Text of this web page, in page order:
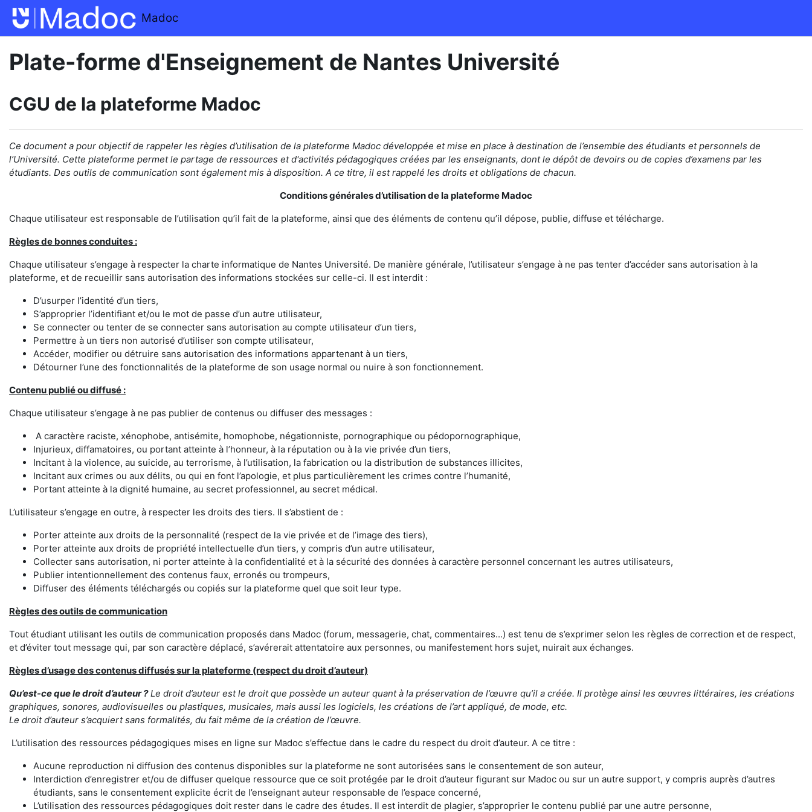
Passer au contenu principal
Madoc
Plate-forme d'Enseignement de Nantes Université
CGU de la plateforme Madoc
Ce document a pour objectif de rappeler les règles d’utilisation de la plateforme Madoc développée et mise en place à destination de l’ensemble des étudiants et personnels de
l’Université. Cette plateforme permet le partage de ressources et d'activités pédagogiques créées par les enseignants, dont le dépôt de devoirs ou de copies d’examens par les
étudiants. Des outils de communication sont également mis à disposition. A ce titre, il est rappelé les droits et obligations de chacun.
Conditions générales d’utilisation de la plateforme Madoc
Chaque utilisateur est responsable de l’utilisation qu’il fait de la plateforme, ainsi que des éléments de contenu qu’il dépose, publie, diffuse et télécharge.
Règles de bonnes conduites :
Chaque utilisateur s’engage à respecter la charte informatique de Nantes Université. De manière générale, l’utilisateur s’engage à ne pas tenter d’accéder sans autorisation à la
plateforme, et de recueillir sans autorisation des informations stockées sur celle-ci. Il est interdit :
D’usurper l’identité d’un tiers,
S’approprier l’identifiant et/ou le mot de passe d’un autre utilisateur,
Se connecter ou tenter de se connecter sans autorisation au compte utilisateur d’un tiers,
Permettre à un tiers non autorisé d’utiliser son compte utilisateur,
Accéder, modifier ou détruire sans autorisation des informations appartenant à un tiers,
Détourner l’une des fonctionnalités de la plateforme de son usage normal ou nuire à son fonctionnement.
Contenu publié ou diffusé :
Chaque utilisateur s’engage à ne pas publier de contenus ou diffuser des messages :
A caractère raciste, xénophobe, antisémite, homophobe, négationniste, pornographique ou pédopornographique,
Injurieux, diffamatoires, ou portant atteinte à l’honneur, à la réputation ou à la vie privée d’un tiers,
Incitant à la violence, au suicide, au terrorisme, à l’utilisation, la fabrication ou la distribution de substances illicites,
Incitant aux crimes ou aux délits, ou qui en font l’apologie, et plus particulièrement les crimes contre l’humanité,
Portant atteinte à la dignité humaine, au secret professionnel, au secret médical.
L’utilisateur s’engage en outre, à respecter les droits des tiers. Il s’abstient de :
Porter atteinte aux droits de la personnalité (respect de la vie privée et de l’image des tiers),
Porter atteinte aux droits de propriété intellectuelle d’un tiers, y compris d’un autre utilisateur,
Collecter sans autorisation, ni porter atteinte à la confidentialité et à la sécurité des données à caractère personnel concernant les autres utilisateurs,
Publier intentionnellement des contenus faux, erronés ou trompeurs,
Diffuser des éléments téléchargés ou copiés sur la plateforme quel que soit leur type.
Règles des outils de communication
Tout étudiant utilisant les outils de communication proposés dans Madoc (forum, messagerie, chat, commentaires...) est tenu de s’exprimer selon les règles de correction et de respect,
et d’éviter tout message qui, par son caractère déplacé, s’avérerait attentatoire aux personnes, ou manifestement hors sujet, nuirait aux échanges.
Règles d’usage des contenus diffusés sur la plateforme (respect du droit d’auteur)
Qu’est-ce que le droit d’auteur ?Le droit d’auteur est le droit que possède un auteur quant à la préservation de l’œuvre qu’il a créée. Il protège ainsi les œuvres littéraires, les créations
graphiques, sonores, audiovisuelles ou plastiques, musicales, mais aussi les logiciels, les créations de l’art appliqué, de mode, etc.
Le droit d’auteur s’acquiert sans formalités, du fait même de la création de l’œuvre.
L’utilisation des ressources pédagogiques mises en ligne sur Madoc s’effectue dans le cadre du respect du droit d’auteur. A ce titre :
Aucune reproduction ni diffusion des contenus disponibles sur la plateforme ne sont autorisées sans le consentement de son auteur,
Interdiction d’enregistrer et/ou de diffuser quelque ressource que ce soit protégée par le droit d’auteur figurant sur Madoc ou sur un autre support, y compris auprès d’autres
étudiants, sans le consentement explicite écrit de l’enseignant auteur responsable de l’espace concerné,
L’utilisation des ressources pédagogiques doit rester dans le cadre des études. Il est interdit de plagier, s’approprier le contenu publié par une autre personne,